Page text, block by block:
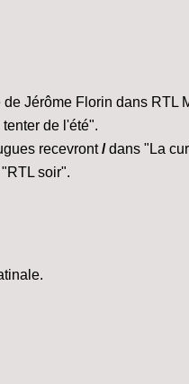
Jérôme Florin dans RTL
de l'été".
recevront/dans "La
soir".